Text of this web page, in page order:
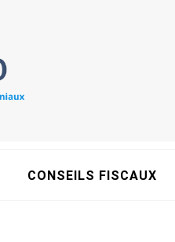
CONSEILS FISCAUX